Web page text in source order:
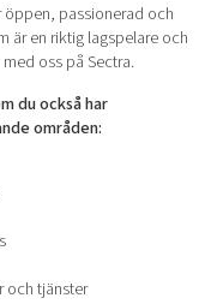
öppen, passionerad och
är en riktig lagspelare och
oss på Sectra.
du också har
områden:
och tjänster